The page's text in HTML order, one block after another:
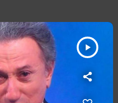
play_arrow